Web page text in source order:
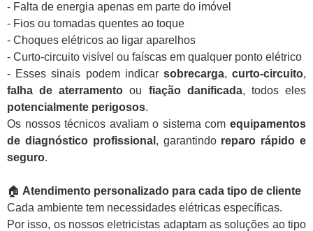
- Falta de energia apenas em parte do imóvel
- Fios ou tomadas quentes ao toque
- Choques elétricos ao ligar aparelhos
- Curto-circuito visível ou faíscas em qualquer ponto elétrico
- Esses sinais podem indicar sobrecarga,curto-circuito,
falha de aterramento ou fiação danificada, todos eles
potencialmente perigosos.
Os nossos técnicos avaliam o sistema com equipamentos
de diagnóstico profissional , garantindo reparo rápido e
seguro.
🏠 Atendimento personalizado para cada tipo de cliente
Cada ambiente tem necessidades elétricas específicas.
Por isso, os nossos eletricistas adaptam as soluções ao tipo